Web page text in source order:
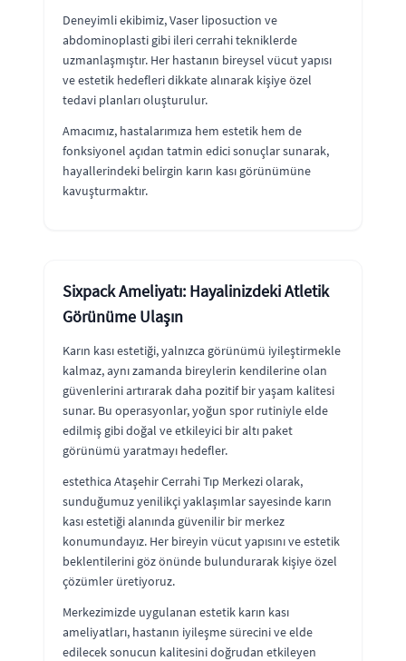
Deneyimli ekibimiz, Vaser liposuction ve
abdominoplasti gibi ileri cerrahi tekniklerde
uzmanlaşmıştır. Her hastanın bireysel vücut yapısı
ve estetik hedefleri dikkate alınarak kişiye özel
tedavi planları oluşturulur.
Amacımız, hastalarımıza hem estetik hem de
fonksiyonel açıdan tatmin edici sonuçlar sunarak,
hayallerindeki belirgin karın kası görünümüne
kavuşturmaktır.
Sixpack Ameliyatı: Hayalinizdeki Atletik
Görünüme Ulaşın
Karın kası estetiği, yalnızca görünümü iyileştirmekle
kalmaz, aynı zamanda bireylerin kendilerine olan
güvenlerini artırarak daha pozitif bir yaşam kalitesi
sunar. Bu operasyonlar, yoğun spor rutiniyle elde
edilmiş gibi doğal ve etkileyici bir altı paket
görünümü yaratmayı hedefler.
estethica Ataşehir Cerrahi Tıp Merkezi olarak,
sunduğumuz yenilikçi yaklaşımlar sayesinde karın
kası estetiği alanında güvenilir bir merkez
konumundayız. Her bireyin vücut yapısını ve estetik
beklentilerini göz önünde bulundurarak kişiye özel
çözümler üretiyoruz.
Merkezimizde uygulanan estetik karın kası
ameliyatları, hastanın iyileşme sürecini ve elde
edilecek sonucun kalitesini doğrudan etkileyen